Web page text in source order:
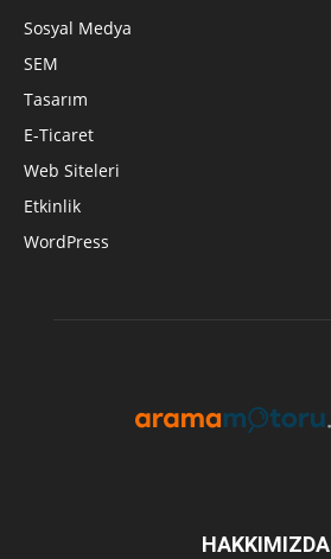
Sosyal Medya
SEM
Tasarım
E-Ticaret
Web Siteleri
Etkinlik
WordPress
HAKKIMIZDA